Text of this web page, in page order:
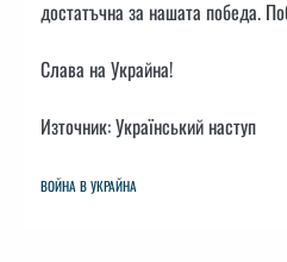
достатъчна за нашата победа.
Слава на Украйна!
Източник: Український наступ
ВОЙНА В УКРАЙНА